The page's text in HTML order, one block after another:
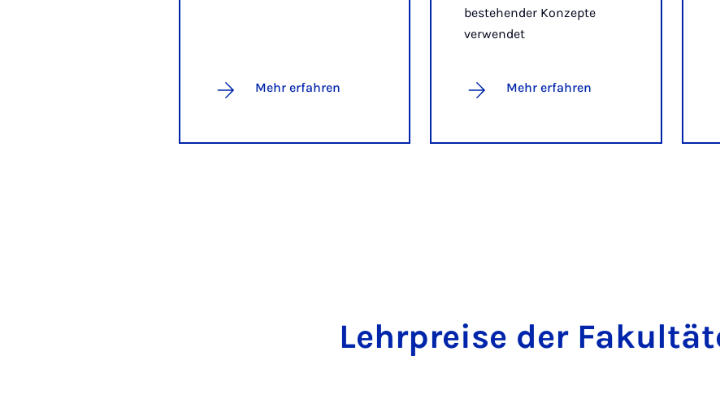
Mehr erfahren
bestehender Konzepte
verwendet
Mehr erfahren
Lehrpreise der